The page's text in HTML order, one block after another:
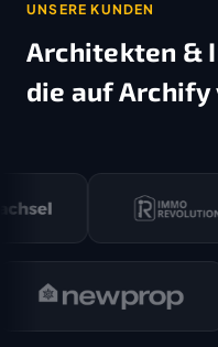
UNSERE KUNDEN
Architekten &
die auf